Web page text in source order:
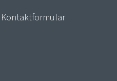
Kontaktformular